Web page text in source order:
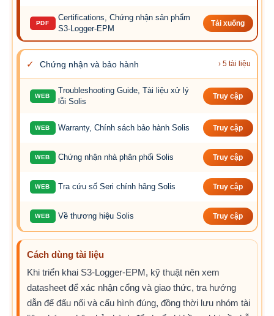
PDF
Certifications, Chứng nhận sản phẩm
S3-Logger-EPM
Tải xuống
✓ Chứng nhận và bảo hành › 5 tài liệu
WEB
Troubleshooting Guide, Tài liệu xử lý
lỗi Solis
Truy cập
WEB Warranty, Chính sách bảo hành Solis Truy cập
WEB Chứng nhận nhà phân phối Solis Truy cập
WEB Tra cứu số Seri chính hãng Solis Truy cập
WEB Về thương hiệu Solis Truy cập
Cách dùng tài liệu
Khi triển khai S3-Logger-EPM, kỹ thuật nên xem
datasheet để xác nhận cổng và giao thức, tra hướng
dẫn để đấu nối và cấu hình đúng, đồng thời lưu nhóm tài